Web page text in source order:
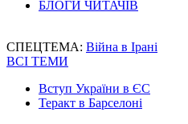
БЛОГИ ЧИТАЧІВ
СПЕЦТЕМА: Війна в Ірані
ВСІ ТЕМИ
Вступ України в ЄС
Теракт в Барселоні